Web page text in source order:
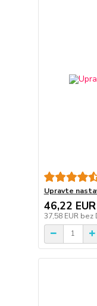
Upravte
46,22 EUR
37,58 EUR bez